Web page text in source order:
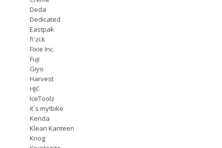
Deda
Dedicated
Eastpak
fi'zi:k
Fixie Inc.
Fuji
Giyo
Harvest
HJC
IceToolz
it`s my!bike
Kenda
Klean Kanteen
Knog